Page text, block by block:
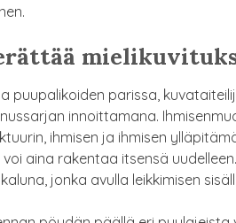
puupalikoiden parissa,
innoittamana.
ihmisen ja ihmisen
aina rakentaa itsensä
na, jonka avulla leikkimisen